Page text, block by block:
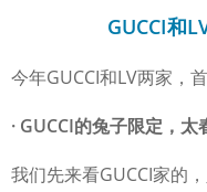
GUCCI和
今年GUCCI和LV两家，
· GUCCI的兔子限定，太
我们先来看GUCCI家的